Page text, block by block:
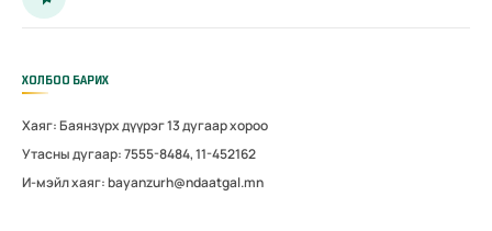
ХОЛБОО БАРИХ
Хаяг: Баянзүрх дүүрэг 13 дугаар хороо
Утасны дугаар: 7555-8484, 11-452162
И-мэйл хаяг: bayanzurh@ndaatgal.mn